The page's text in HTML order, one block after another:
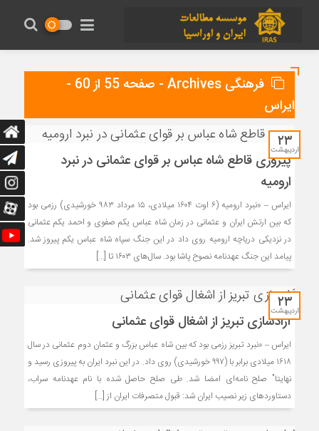
فرهنگی Archives - صفحه 55 از 60 -
ایراس
۲۳
اردیبهشت
پیروزی قاطع شاه عباس بر قوای عثمانی در نبرد
ارومیه
ایراس – «نبرد ارومیه (۶ اوت ۱۶۰۴ میلادی، ۱۵ مرداد ۹۸۳ خورشیدی) رزمی بود
که بین ارتش ایران و عثمانی در زمان شاه عباس یکم صفوی و احمد یکم عثمانی
در نزدیکی دریاچه ارومیه روی داد در این جنگ سپاه شاه عباس یکم پیروز شد.
پیامد این جنگ عهدنامه نصوح پاشا بود. سال‌های ۱۶۰۳ تا […]
۲۳
اردیبهشت
آزادسازی تبریز از اشغال قوای عثمانی
ایراس – «نبرد تبریز رزمی بود که بین شاه عباس بزرگ و عثمان دوم عثمانی در سال
۱۶۱۸ میلادی برابر با (۹۹۷ خورشیدی) روی داد. در این نبرد ایران به پیروزی رسید و
نهایتا” صلح نامه‌ای امضا شد. طی صلح حاصل شده با نام عهدنامه سراب،
دستاوردهای زیر نصیب ایران شد: قبول متصرفات ایران از […]